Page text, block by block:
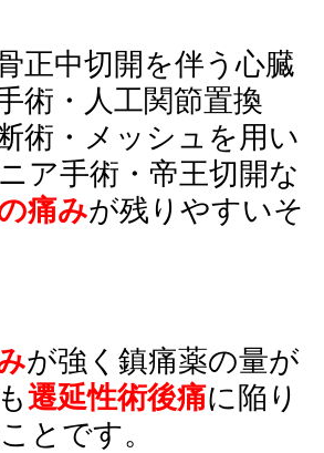
正中切開を伴う心臓
術・人工関節置換
術・メッシュを用い
ア手術・帝王切開な
痛みが残りやすいそ
が強く鎮痛薬の量が
遷延性術後痛に陥り
とです。